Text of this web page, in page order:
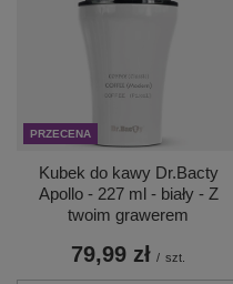
PRZECENA
Kubek do kawy Dr.Bacty
Apollo - 227 ml - biały - Z
twoim grawerem
79,99 zł / szt.